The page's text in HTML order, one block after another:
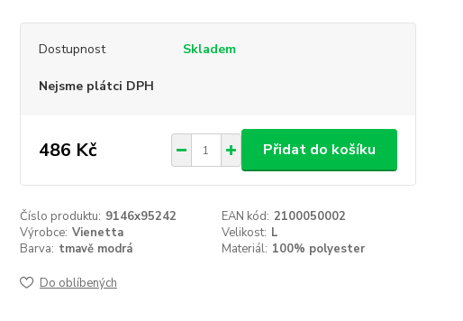
Dostupnost Skladem
Nejsme plátci DPH
486 Kč Přidat do košíku
Číslo produktu: 9146x95242 EAN kód: 2100050002
Výrobce: Vienetta Velikost: L
Barva: tmavě modrá Materiál: 100% polyester
Do oblíbených